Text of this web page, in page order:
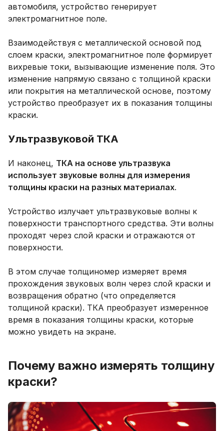
автомобиля, устройство генерирует
электромагнитное поле.
Взаимодействуя с металлической основой под
слоем краски, электромагнитное поле формирует
вихревые токи, вызывающие изменение поля. Это
изменение напрямую связано с толщиной краски
или покрытия на металлической основе, поэтому
устройство преобразует их в показания толщины
краски.
Ультразвуковой ТКА
И наконец, ТКА на основе ультразвука
использует звуковые волны для измерения
толщины краски на разных материалах.
Устройство излучает ультразвуковые волны к
поверхности транспортного средства. Эти волны
проходят через слой краски и отражаются от
поверхности.
В этом случае толщиномер измеряет время
прохождения звуковых волн через слой краски и
возвращения обратно (что определяется
толщиной краски). ТКА преобразует измеренное
время в показания толщины краски, которые
можно увидеть на экране.
Почему важно измерять толщину
краски?